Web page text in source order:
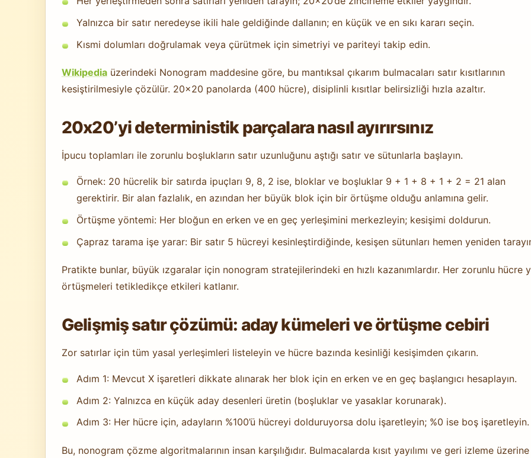
Yalnızca bir satır neredeyse ikili hale geldiğinde dallanın; en küçük ve en sıkı kararı seçin.
Kısmi dolumları doğrulamak veya çürütmek için simetriyi ve pariteyi takip edin.
Wikipediaüzerindeki Nonogram maddesine göre, bu mantıksal çıkarım bulmacaları satır kısıtlarının
kesiştirilmesiyle çözülür. 20x20 panolarda (400 hücre), disiplinli kısıtlar belirsizliği hızla azaltır.
20x20’yi deterministik parçalara nasıl ayırırsınız
İpucu toplamları ile zorunlu boşlukların satır uzunluğunu aştığı satır ve sütunlarla başlayın.
Örnek: 20 hücrelik bir satırda ipuçları 9, 8, 2 ise, bloklar ve boşluklar 9 + 1 + 8 + 1 + 2 = 21 alan
gerektirir. Bir alan fazlalık, en azından her büyük blok için bir örtüşme olduğu anlamına gelir.
Örtüşme yöntemi: Her bloğun en erken ve en geç yerleşimini merkezleyin; kesişimi doldurun.
Çapraz tarama işe yarar: Bir satır 5 hücreyi kesinleştirdiğinde, kesişen sütunları hemen yeniden
Pratikte bunlar, büyük ızgaralar için nonogram stratejilerindeki en hızlı kazanımlardır. Her zorunlu hücre
örtüşmeleri tetikledikçe etkileri katlanır.
Gelişmiş satır çözümü: aday kümeleri ve örtüşme cebiri
Zor satırlar için tüm yasal yerleşimleri listeleyin ve hücre bazında kesinliği kesişimden çıkarın.
Adım 1: Mevcut X işaretleri dikkate alınarak her blok için en erken ve en geç başlangıcı hesaplayın.
Adım 2: Yalnızca en küçük aday desenleri üretin (boşluklar ve yasaklar korunarak).
Adım 3: Her hücre için, adayların %100’ü hücreyi dolduruyorsa dolu işaretleyin; %0 ise boş işaretleyin.
Bu, nonogram çözme algoritmalarının insan karşılığıdır. Bulmacalarda kısıt yayılımı ve geri izleme üzerine